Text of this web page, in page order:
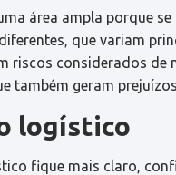
área ampla porque
que variam
riscos considerados
também geram
logístico
fique mais claro,